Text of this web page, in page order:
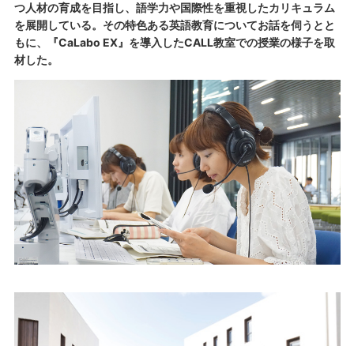
つ人材の育成を目指し、語学力や国際性を重視したカリキュラム
を展開している。その特色ある英語教育についてお話を伺うとと
もに、『CaLabo EX』を導入したCALL教室での授業の様子を取
材した。